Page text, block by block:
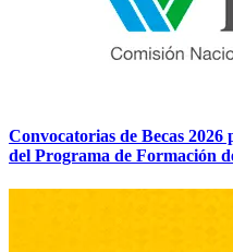
Convocatorias de Becas 2026
del Programa de Formación